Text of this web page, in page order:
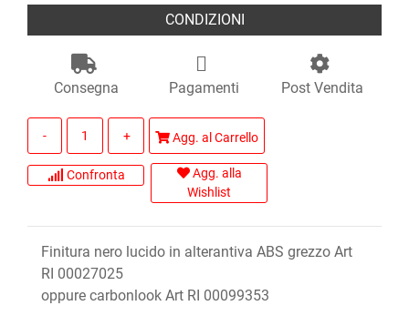
CONDIZIONI
Consegna Pagamenti Post Vendita
Agg. al Carrello
Confronta
Agg. alla
Wishlist
Finitura nero lucido in alterantiva ABS grezzo Art
RI 00027025
oppure carbonlook Art RI 00099353